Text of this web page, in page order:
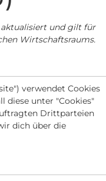
aktualisiert und gilt für
Wirtschaftsraums.
verwendet Cookies
diese unter "Cookies"
Drittparteien
dich über die